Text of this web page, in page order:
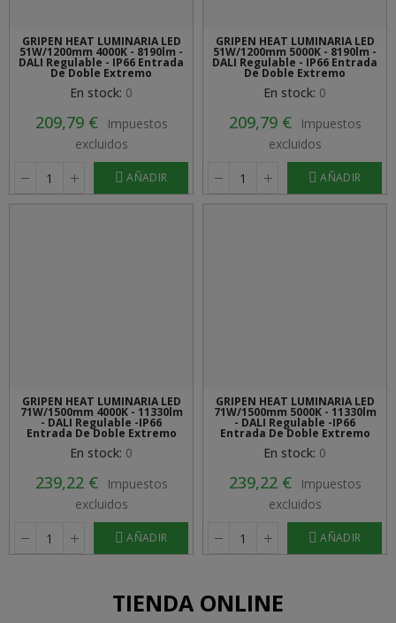
GRIPEN HEAT LUMINARIA LED
51W/1200mm 4000K - 8190lm -
DALI Regulable - IP66 Entrada
De Doble Extremo
En stock: 0
209,79 €
Impuestos
excluidos
AÑADIR
GRIPEN HEAT LUMINARIA LED
51W/1200mm 5000K - 8190lm -
DALI Regulable - IP66 Entrada
De Doble Extremo
En stock: 0
209,79 €
Impuestos
excluidos
AÑADIR
GRIPEN HEAT LUMINARIA LED
71W/1500mm 4000K - 11330lm
- DALI Regulable -IP66
Entrada De Doble Extremo
En stock: 0
239,22 €
Impuestos
excluidos
AÑADIR
GRIPEN HEAT LUMINARIA LED
71W/1500mm 5000K - 11330lm
- DALI Regulable -IP66
Entrada De Doble Extremo
En stock: 0
239,22 €
Impuestos
excluidos
AÑADIR
TIENDA ONLINE